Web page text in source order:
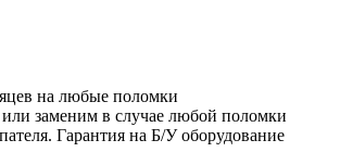
на любые поломки
заменим в случае любой поломки
Гарантия на Б/У оборудование